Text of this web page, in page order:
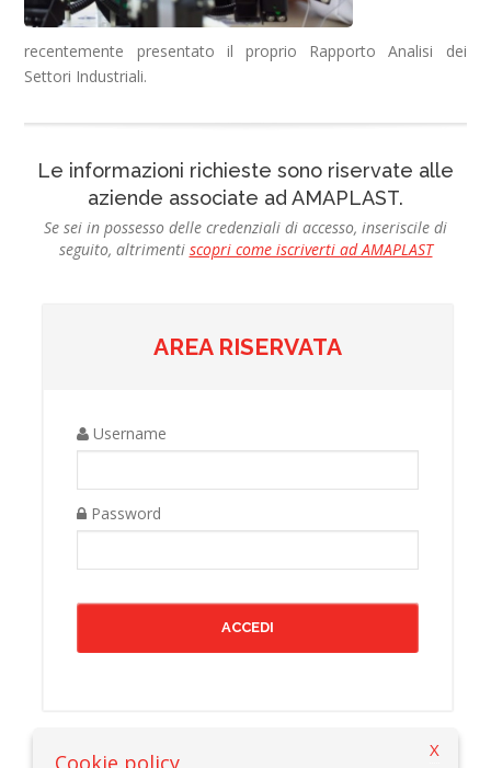
recentemente presentato il proprio Rapporto Analisi dei
Settori Industriali.
Le informazioni richieste sono riservate alle
aziende associate ad AMAPLAST.
Se sei in possesso delle credenziali di accesso, inseriscile di
seguito, altrimenti scopri come iscriverti ad AMAPLAST
AREA RISERVATA
Username
Password
Cookie policy X